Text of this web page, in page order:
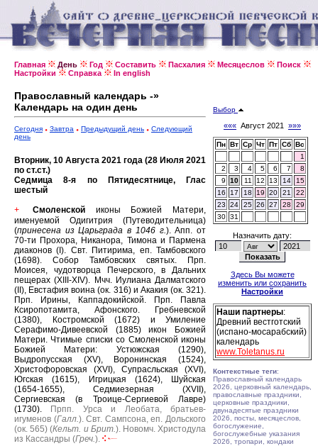
Главная День Год Составить Пасхалия Месяцеслов
Поиск
Настройки
Справка In english
Православный календарь -»
Календарь на один день
Сегодня Завтра Предыдущий день
Следующий
день
Вторник, 10 Августа 2021 года (28 Июля 2021
по ст.ст.)
Седмица 8-я по Пятидесятнице, Глас
шестый
+ Смоленской иконы Божией Матери,
именуемой Одигитрия (Путеводительница)
(принесена из Царьграда в 1046 г.).Апп. от
70-ти Прохора, Никанора, Тимона и Пармена
диаконов (I). Свт. Питирима, еп. Тамбовского
(1698). Собор Тамбовских святых.
Прп.
Моисея, чудотворца Печерского, в Дальних
пещерах (XIII-XIV). Мчч. Иулиана Далматского
(II), Евстафия воина (ок. 316) и Акакия (ок. 321).
Прп. Ирины, Каппадокийской.
Прп. Павла
Ксиропотамита, Афонского.
Гребневской
(1380), Костромской (1672) и Умиление
Серафимо-Дивеевской (1885) икон Божией
Матери. Чтимые списки со Смоленской иконы
Божией Матери: Устюжская (1290),
Выдропусская (XV), Воронинская (1524),
Христофоровская (XVI), Супрасльская (XVI),
Югская (1615), Игрицкая (1624), Шуйская
(1654-1655), Седмиезерная (XVII),
Сергиевская (в Троице-Сергиевой Лавре)
(1730).
Прпп. Урса и Леобата, братьев-
игуменов (Галл.). Свт. Сампсона, еп. Дольского
(ок. 565) (Кельт. и Брит.). Новомч. Христодула
из Кассандры (Греч.).
Выбор
««« Август 2021 »»»
Пн Вт Ср Чт Пт Сб Вс
1
2
3 4 5 6 7
8
9
10 11 12 13 14
15
16
17 18 19 20 21
22
23
24 25 26 27 28
29
30 31
Назначить дату:
Здесь Вы можете
изменить или сохранить
Настройки
Наши партнеры:
Древний вестготский
(испано-мосарабский)
календарь
www.Toletanus.ru
Контекстные теги:
Православный календарь
2026, церковный календарь,
православные праздники,
церковные праздники,
двунадесятые праздники
2026, посты, месяцеслов,
богослужение,
богослужебные указания
2026, тропари, кондаки